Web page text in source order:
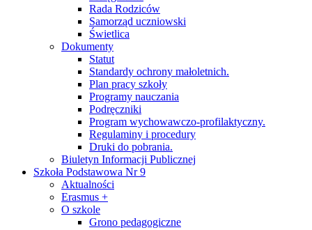
Rada Rodziców
Samorząd uczniowski
Świetlica
Dokumenty
Statut
Standardy ochrony małoletnich.
Plan pracy szkoły
Programy nauczania
Podręczniki
Program wychowawczo-profilaktyczny.
Regulaminy i procedury
Druki do pobrania.
Biuletyn Informacji Publicznej
Szkoła Podstawowa Nr 9
Aktualności
Erasmus +
O szkole
Grono pedagogiczne